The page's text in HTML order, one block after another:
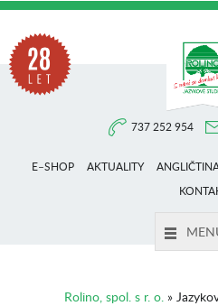
737 252 954
E–SHOP AKTUALITY
Rolino, spol. s r. o.»